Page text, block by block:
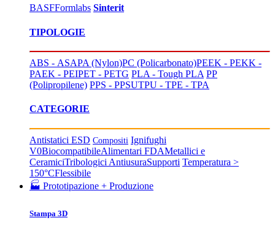
BASFFormlabs Sinterit
TIPOLOGIE
ABS - ASAPA (Nylon)PC (Policarbonato)PEEK - PEKK -
PAEK - PEIPET - PETG PLA - Tough PLA PP
(Polipropilene) PPS - PPSUTPU - TPE - TPA
CATEGORIE
Antistatici ESD Compositi Ignifughi
V0BiocompatibileAlimentari FDAMetallici e
CeramiciTribologici AntiusuraSupporti Temperatura >
150°CFlessibile
🏭 Prototipazione + Produzione
Stampa 3D